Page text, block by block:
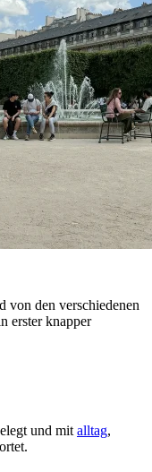
von den verschiedenen
erster knapper
und mit alltag,